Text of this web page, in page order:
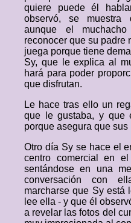
quiere puede él
observó, se muestra
aunque el
reconocer que su padre
juega porque tiene
Sy, que le explica al
hará para poder
que disfrutan.
Le hace tras ello un
que le gustaba, y que
porque asegura que
Otro día Sy se hace el
centro comercial en
sentándose en una
conversación con
marcharse que Sy está
lee ella - y que él
a revelar las fotos del